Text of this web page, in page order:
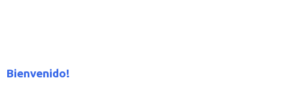
Bienvenido!